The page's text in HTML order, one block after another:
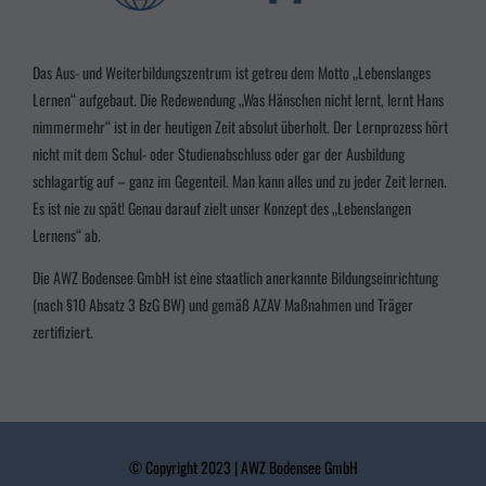
Das Aus- und Weiterbildungszentrum ist getreu dem Motto „Lebenslanges
Lernen“ aufgebaut. Die Redewendung „Was Hänschen nicht lernt, lernt Hans
nimmermehr“ ist in der heutigen Zeit absolut überholt. Der Lernprozess hört
nicht mit dem Schul- oder Studienabschluss oder gar der Ausbildung
schlagartig auf – ganz im Gegenteil. Man kann alles und zu jeder Zeit lernen.
Es ist nie zu spät! Genau darauf zielt unser Konzept des „Lebenslangen
Lernens“ ab.
Die AWZ Bodensee GmbH ist eine staatlich anerkannte Bildungseinrichtung
(nach §10 Absatz 3 BzG BW) und gemäß AZAV Maßnahmen und Träger
zertifiziert.
© Copyright 2023 | AWZ Bodensee GmbH
Personenbezogene Daten können verarbeitet werden (z. B. IP-
in unsererDatenschutzerklärung.
Wir nutzen Cookies auf unserer Website. Einige von ihnen sind essenziell, während
andere uns helfen, diese Website und Ihre Erfahrung zu verbessern.
Alle akzeptieren Speichern
Zurück
Datenschutzeinstellungen
Essenzielle Cookies ermöglichen grundlegende Funktionen und sind für die einwandfreie
Funktion der Website erforderlich.
Marketing-Cookies werden von Drittanbietern oder Publishern verwendet, um